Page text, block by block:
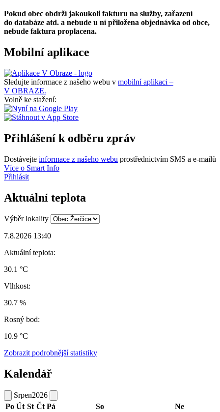
Pokud obec obdrží jakoukoli fakturu na služby, zařazení
do databáze atd. a nebude u ní přiložena objednávka od obce,
nebude faktura proplacena.
Mobilní aplikace
Sledujte informace z našeho webu v mobilní aplikaci –
V OBRAZE.
Volně ke stažení:
Přihlášení k odběru zpráv
Dostávejte informace z našeho webu prostřednictvím SMS a e-mailů
Více o Smart Info
Přihlásit
Aktuální teplota
Výběr lokality
7.8.2026 13:40
Aktuální teplota:
30.1 °C
Vlhkost:
30.7 %
Rosný bod:
10.9 °C
Zobrazit podrobnější statistiky
Kalendář
Srpen2026
Po Út St Čt Pá So
Ne